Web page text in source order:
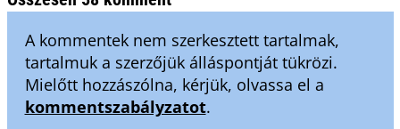
A kommentek nem szerkesztett tartalmak,
tartalmuk a szerzőjük álláspontját tükrözi.
Mielőtt hozzászólna, kérjük, olvassa el a
kommentszabályzatot.